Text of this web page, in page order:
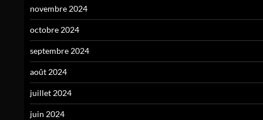
novembre 2024
octobre 2024
septembre 2024
août 2024
juillet 2024
juin 2024